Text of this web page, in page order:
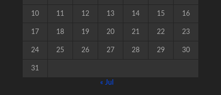
10 11 12 13 14 15 16
17 18 19 20 21 22 23
24 25 26 27 28 29 30
31
« Jul